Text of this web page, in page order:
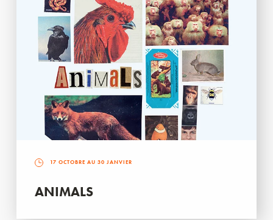
17 OCTOBRE AU 30 JANVIER
ANIMALS